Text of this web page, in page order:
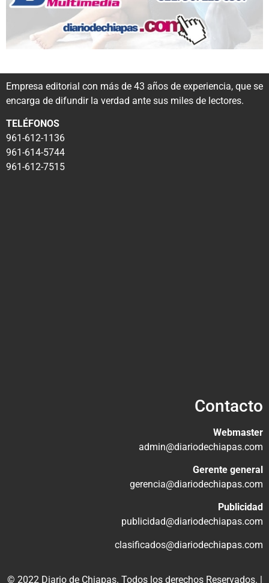
Empresa editorial con más de 43 años de experiencia, que se
encarga de difundir la verdad ante sus miles de lectores.
TELÉFONOS
961-612-1136
961-614-5744
961-612-7515
Contacto
Webmaster
admin@diariodechiapas.com
Gerente general
gerencia@diariodechiapas.com
Publicidad
publicidad@diariodechiapas.com
clasificados@diariodechiapas.com
© 2022 Diario de Chiapas. Todos los derechos Reservados. |